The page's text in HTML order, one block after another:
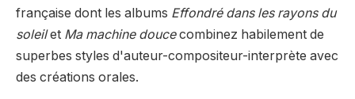
française dont les albums Effondré dans les rayons du
soleilet Ma machine doucecombinez habilement de
superbes styles d'auteur-compositeur-interprète avec
des créations orales.